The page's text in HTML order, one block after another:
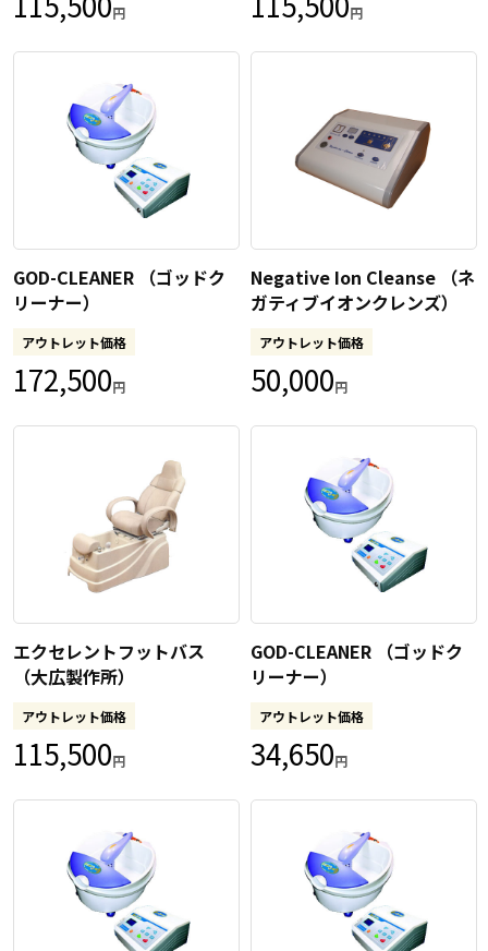
円 円
GOD-CLEANER （ゴッドク
リーナー）
アウトレット価格
172,500円
Negative Ion Cleanse （ネ
ガティブイオンクレンズ）
アウトレット価格
50,000円
エクセレントフットバス
（大広製作所）
アウトレット価格
115,500円
GOD-CLEANER （ゴッドク
リーナー）
アウトレット価格
34,650円